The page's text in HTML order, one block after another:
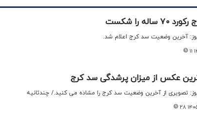
ساله را شکست
آخرین وضعیت سد کرج اعلام شد.
عکس از میزان پرشدگی سد کرج
تصویری از آخرین وضعیت سد کرج را مشاده می کنید./ چندثانیه